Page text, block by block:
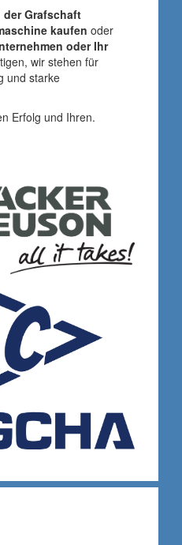
Grafschaft
kaufen oder
oder Ihr
wir stehen für
und starke
Erfolg und Ihren.